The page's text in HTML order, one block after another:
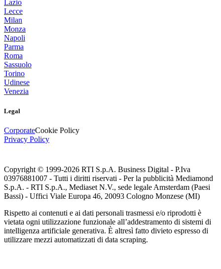
Lazio
Lecce
Milan
Monza
Napoli
Parma
Roma
Sassuolo
Torino
Udinese
Venezia
Legal
CorporateCookie Policy
Privacy Policy
Copyright © 1999-2026 RTI S.p.A. Business Digital - P.Iva
03976881007 - Tutti i diritti riservati - Per la pubblicità Mediamond
S.p.A. - RTI S.p.A., Mediaset N.V., sede legale Amsterdam (Paesi
Bassi) - Uffici Viale Europa 46, 20093 Cologno Monzese (MI)
Rispetto ai contenuti e ai dati personali trasmessi e/o riprodotti è
vietata ogni utilizzazione funzionale all’addestramento di sistemi di
intelligenza artificiale generativa. È altresì fatto divieto espresso di
utilizzare mezzi automatizzati di data scraping.